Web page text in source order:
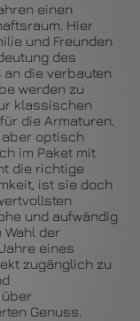
einen
Hier
und Freunden
des
an die verbauten
werden zu
klassischen
die Armaturen.
aber optisch
im Paket mit
die richtige
ist sie doch
und aufwändig
der
eines
zugänglich zu
Genuss.